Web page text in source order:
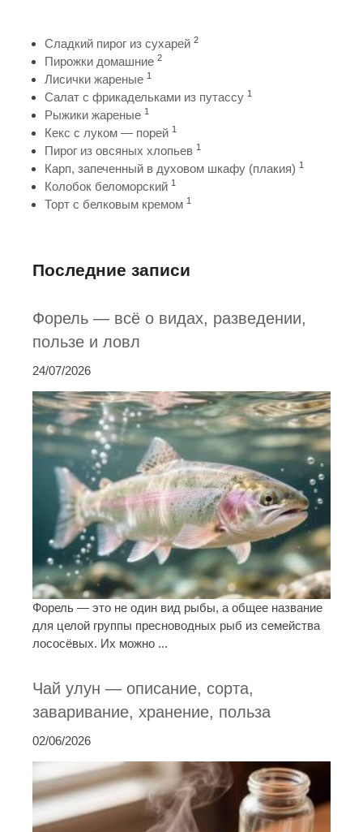
Сладкий пирог из сухарей 2
Пирожки домашние 2
Лисички жареные 1
Салат с фрикадельками из путассу 1
Рыжики жареные 1
Кекс с луком — порей 1
Пирог из овсяных хлопьев 1
Карп, запеченный в духовом шкафу (плакия) 1
Колобок беломорский 1
Торт с белковым кремом 1
Последние записи
Форель — всё о видах, разведении,
пользе и ловл
24/07/2026
Форель — это не один вид рыбы, а общее название
для целой группы пресноводных рыб из семейства
лососёвых. Их можно ...
Чай улун — описание, сорта,
заваривание, хранение, польза
02/06/2026